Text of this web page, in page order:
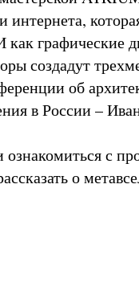
интернета,
как графические
создадут
об
в России –
ознакомиться с
о